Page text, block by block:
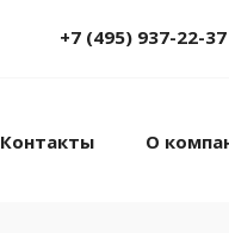
+7 (495) 937-22-37
Контакты О